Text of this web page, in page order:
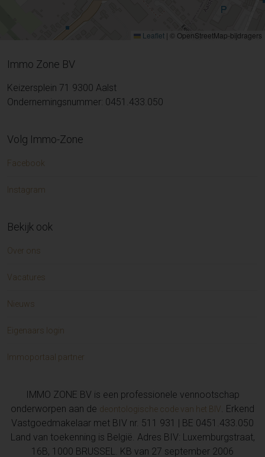
Leaflet | © OpenStreetMap-bijdragers
Immo Zone BV
Keizersplein 71 9300 Aalst
Ondernemingsnummer: 0451.433.050
Volg Immo-Zone
Facebook
Instagram
Bekijk ook
Over ons
Vacatures
Nieuws
Eigenaars login
Immoportaal partner
IMMO ZONE BV is een professionele vennootschap
onderworpen aan de deontologische code van het BIV
. Erkend
Vastgoedmakelaar met BIV nr. 511 931 | BE 0451.433.050
Land van toekenning is België. Adres BIV: Luxemburgstraat,
16B, 1000 BRUSSEL. KB van 27 september 2006